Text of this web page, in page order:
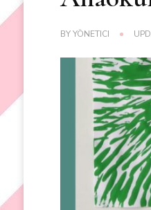
BYYÖNETICI